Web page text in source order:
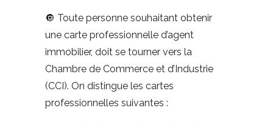
🔘 Toute personne souhaitant obtenir
une carte professionnelle d’agent
immobilier, doit se tourner vers la
Chambre de Commerce et d’Industrie
(CCI). On distingue les cartes
professionnelles suivantes :